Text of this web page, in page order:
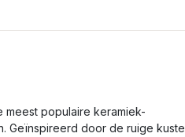
meest populaire keramiek-
Geïnspireerd door de ruige